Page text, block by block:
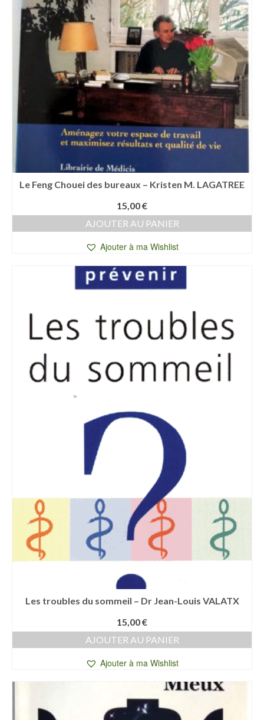
Le Feng Chouei des bureaux – Kristen M. LAGATREE
15,00€
AJOUTER AU PANIER
Ajouter à ma Wishlist
Les troubles du sommeil – Dr Jean-Louis VALATX
15,00€
AJOUTER AU PANIER
Ajouter à ma Wishlist